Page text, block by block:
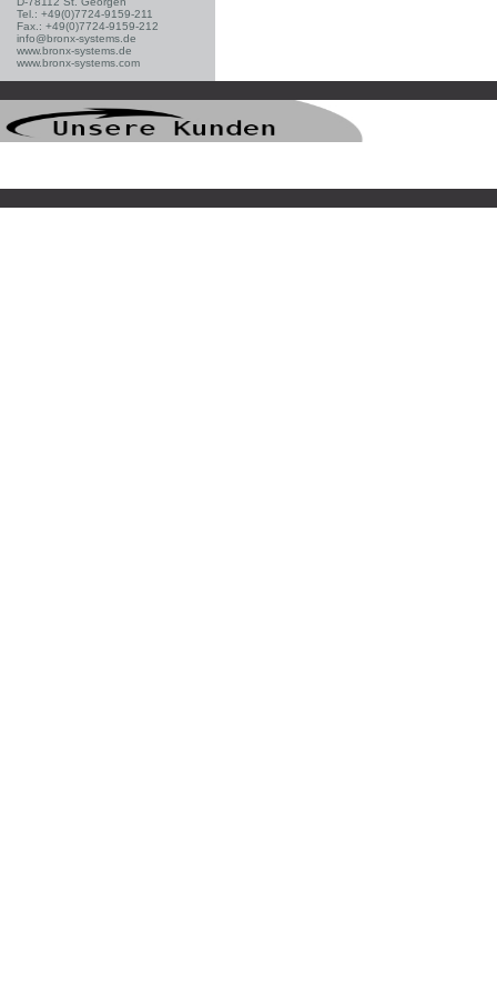
Tel.: +49(0)7724-9159-211
Fax.: +49(0)7724-9159-212
info@bronx-systems.de
www.bronx-systems.de
www.bronx-systems.com